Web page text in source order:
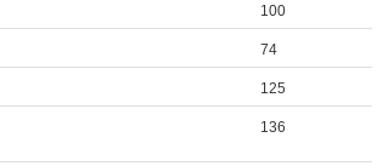
100
74
125
136